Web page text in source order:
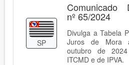
SP
Comunicado
nº 65/2024
Divulga a Tabela
Juros de Mora
outubro de
ITCMD e de IPVA.